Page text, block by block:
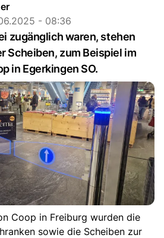
- 08:36
zugänglich waren, stehen
Scheiben, zum Beispiel im
in Egerkingen SO.
Coop in Freiburg wurden die
sowie die Scheiben zur